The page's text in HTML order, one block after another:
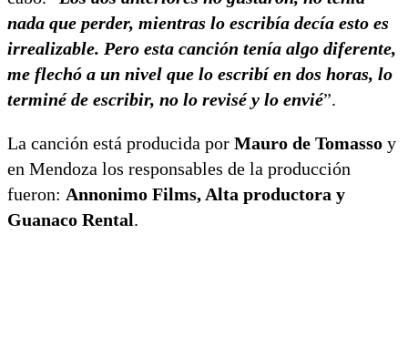
nada que perder, mientras lo escribía decía esto es
irrealizable. Pero esta canción tenía algo diferente,
me flechó a un nivel que lo escribí en dos horas, lo
terminé de escribir, no lo revisé y lo envié”.
La canción está producida por Mauro de Tomasso y
en Mendoza los responsables de la producción
fueron: Annonimo Films, Alta productora y
Guanaco Rental.